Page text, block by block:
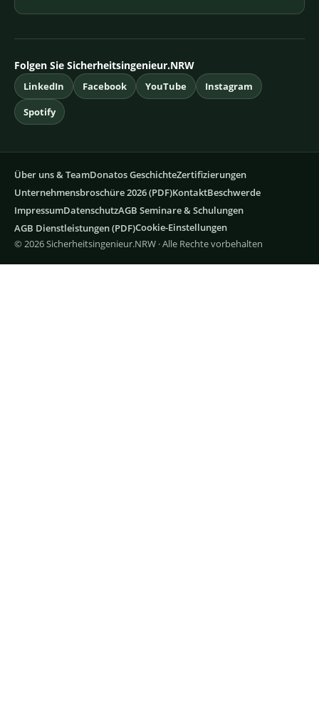
Folgen Sie Sicherheitsingenieur.NRW
LinkedIn Facebook YouTube
Instagram
Spotify
Über uns & TeamDonatos GeschichteZertifizierungen
Unternehmensbroschüre 2026 (PDF)KontaktBeschwerde
ImpressumDatenschutzAGB Seminare & Schulungen
AGB Dienstleistungen (PDF)Cookie-Einstellungen
© 2026 Sicherheitsingenieur.NRW · Alle Rechte vorbehalten